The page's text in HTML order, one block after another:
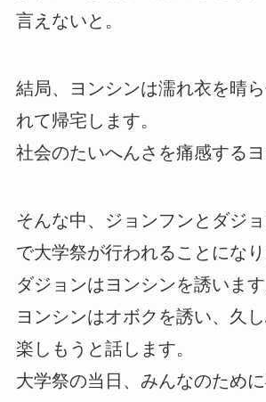
言えないと。
結局、ヨンシンは濡れ衣を晴
れて帰宅します。
社会のたいへんさを痛感するヨ
そんな中、ジョンフンとダジ
で大学祭が行われることになり
ダジョンはヨンシンを誘います
ヨンシンはオボクを誘い、久
楽しもうと話します。
大学祭の当日、みんなのため